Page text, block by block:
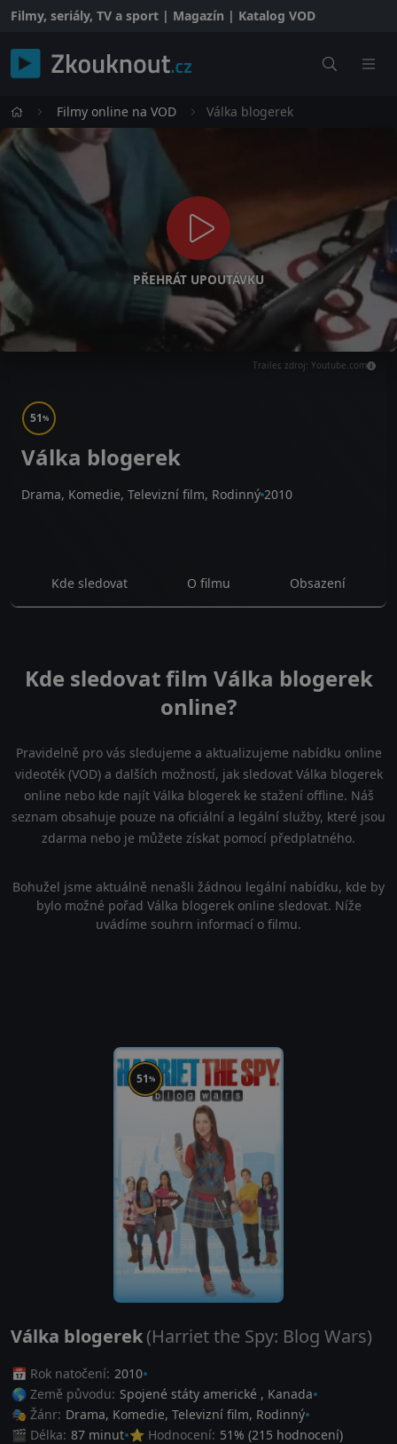
Filmy, seriály, TV a sport | Magazín | Katalog VOD
Filmy online na VOD Válka blogerek
PŘEHRÁT UPOUTÁVKU
Trailer, zdroj: Youtube.com
51%
Válka blogerek
Drama, Komedie, Televizní film, Rodinný 2010
Kde sledovat O filmu Obsazení
Kde sledovat film Válka blogerek
online?
Pravidelně pro vás sledujeme a aktualizujeme nabídku online
videoték (VOD) a dalších možností, jak sledovat Válka blogerek
online nebo kde najít Válka blogerek ke stažení offline. Náš
seznam obsahuje pouze na oficiální a legální služby, které jsou
zdarma nebo je můžete získat pomocí předplatného.
Bohužel jsme aktuálně nenašli žádnou legální nabídku, kde by
bylo možné pořad Válka blogerek online sledovat. Níže
uvádíme souhrn informací o filmu.
51%
Válka blogerek(Harriet the Spy: Blog Wars)
📅 Rok natočení: 2010
🌎 Země původu: Spojené státy americké , Kanada
🎭 Žánr: Drama, Komedie, Televizní film, Rodinný
🎬 Délka: 87 minut ⭐ Hodnocení: 51% (215 hodnocení)